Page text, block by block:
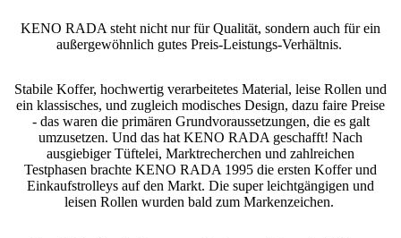
KENO RADA steht nicht nur für Qualität, sondern auch für ein
außergewöhnlich gutes Preis-Leistungs-Verhältnis.
Stabile Koffer, hochwertig verarbeitetes Material, leise Rollen und
ein klassisches, und zugleich modisches Design, dazu faire Preise
- das waren die primären Grundvoraussetzungen, die es galt
umzusetzen. Und das hat KENO RADA geschafft! Nach
ausgiebiger Tüftelei, Marktrecherchen und zahlreichen
Testphasen brachte KENO RADA 1995 die ersten Koffer und
Einkaufstrolleys auf den Markt. Die super leichtgängigen und
leisen Rollen wurden bald zum Markenzeichen.